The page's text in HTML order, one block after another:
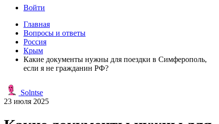
Войти
Главная
Вопросы и ответы
Россия
Крым
Какие документы нужны для поездки в Симферополь,
если я не гражданин РФ?
Solntse
23 июля 2025